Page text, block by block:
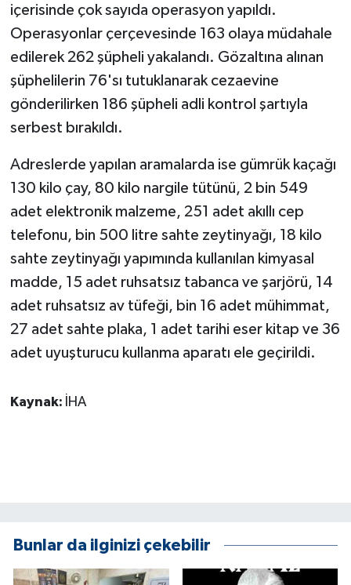
içerisinde çok sayıda operasyon yapıldı.
Operasyonlar çerçevesinde 163 olaya müdahale
edilerek 262 şüpheli yakalandı. Gözaltına alınan
şüphelilerin 76'sı tutuklanarak cezaevine
gönderilirken 186 şüpheli adli kontrol şartıyla
serbest bırakıldı.
Adreslerde yapılan aramalarda ise gümrük kaçağı
130 kilo çay, 80 kilo nargile tütünü, 2 bin 549
adet elektronik malzeme, 251 adet akıllı cep
telefonu, bin 500 litre sahte zeytinyağı, 18 kilo
sahte zeytinyağı yapımında kullanılan kimyasal
madde, 15 adet ruhsatsız tabanca ve şarjörü, 14
adet ruhsatsız av tüfeği, bin 16 adet mühimmat,
27 adet sahte plaka, 1 adet tarihi eser kitap ve 36
adet uyuşturucu kullanma aparatı ele geçirildi.
Kaynak: İHA
Bunlar da ilginizi çekebilir
İNSAN
İş Dünyası
Jandarma
KÜLTÜR SANAT
MAGAZİN
POLİTİKA
Sağlık
SİYASET
ÜLKE GÜNDEMİ